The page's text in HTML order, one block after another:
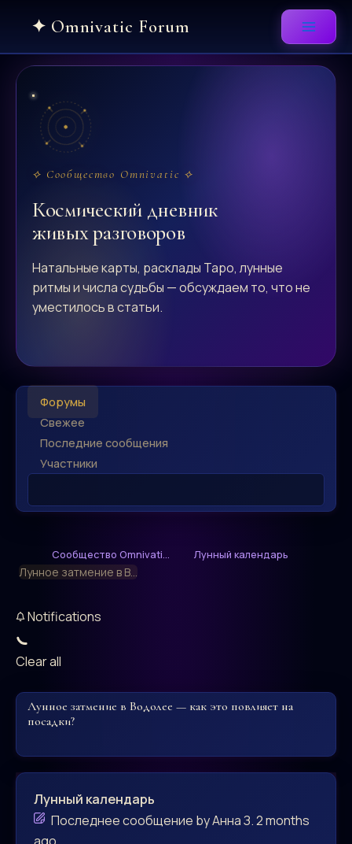
content
⟡ Сообщество Omnivatic ⟡
Космический дневник
живых разговоров
Натальные карты, расклады Таро, лунные
ритмы и числа судьбы — обсуждаем то, что не
уместилось в статьи.
Форумы
Свежее
Последние сообщения
Участники
Сообщество Omnivati... Лунный календарь
Лунное затмение в В...
Notifications
Clear all
Лунное затмение в Водолее — как это повлияет на
посадки?
Лунный календарь
Последнее сообщение byАнна З.2 months